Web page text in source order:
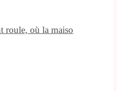
roule, où la maiso